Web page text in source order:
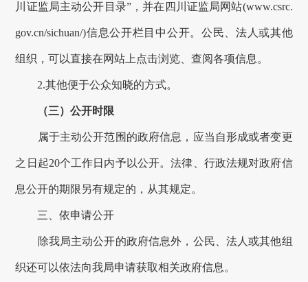
川证监局主动公开目录”，并在四川证监局网站(www.csrc.
gov.cn/sichuan/)信息公开栏目中公开。公民、法人或其他
组织，可以直接在网站上点击浏览、查阅各项信息。
2.其他便于公众知晓的方式。
（三）公开时限
属于主动公开范围的政府信息 ，应当自形成或者变更
之日起20个工作日内予以公开。法律、行政法规对政府信
息公开的期限另有规定的，从其规定。
三、依申请公开
除我局主动公开的政府信息外，公民、法人或其他组
织还可以依法向我局申请获取相关政府信息。